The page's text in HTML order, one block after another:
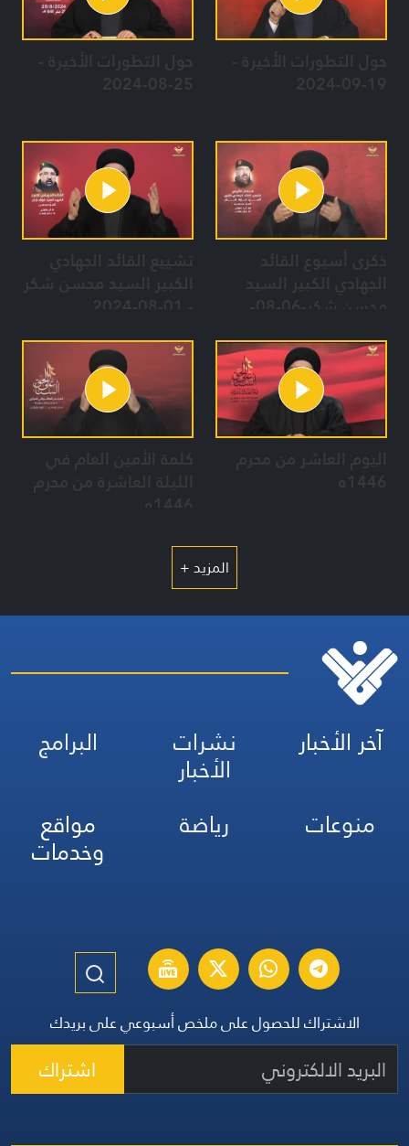
حول التطورات الأخيرة -
19-09-2024
حول التطورات الأخيرة -
25-08-2024
ذكرى أسبوع القائد
الجهادي الكبير السيد
تشييع القائد الجهادي
الكبير السيد محسن شكر
اليوم العاشر من محرم
1446ه
كلمة الأمين العام في
الليلة العاشرة من محرم
1446ه
المزيد +
آخر الأخبار نشرات
الأخبار
البرامج
منوعات
رياضة مواقع
وخدمات
الاشتراك للحصول على ملخص أسبوعي على بريدك
اشتراك